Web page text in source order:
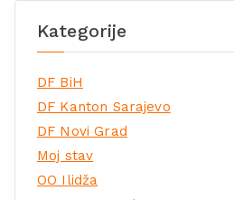
Kategorije
DF BiH
DF Kanton Sarajevo
DF Novi Grad
Moj stav
OO Ilidža